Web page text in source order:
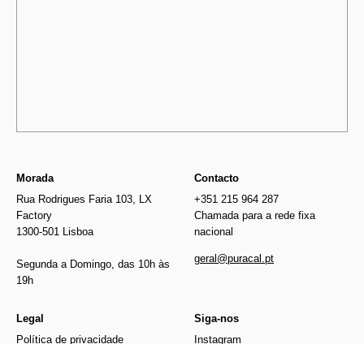
Morada
Rua Rodrigues Faria 103, LX
Factory
1300-501 Lisboa
Segunda a Domingo, das 10h às
19h
Contacto
+351 215 964 287
Chamada para a rede fixa
nacional
geral@puracal.pt
Legal
Política de privacidade
Siga-nos
Instagram